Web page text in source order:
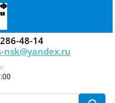
48-14
nsk@yandex.ru